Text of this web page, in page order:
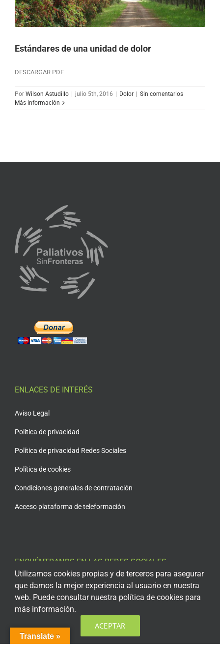
Estándares de una unidad de dolor
DESCARGAR PDF
Por Wilson Astudillo julio 5th, 2016 Dolor
Sin comentarios
Más información
ENLACES DE INTERÉS
Aviso Legal
Política de privacidad
Política de privacidad Redes Sociales
Política de cookies
Condiciones generales de contratación
Acceso plataforma de teleformación
ENCUÉNTRANOS EN LAS REDES SOCIALES
Translate »
Utilizamos cookies propias y de terceros para asegurar
que damos la mejor experiencia al usuario en nuestra
web. Puede consultar nuestra política de cookies para
más información.
ACEPTAR